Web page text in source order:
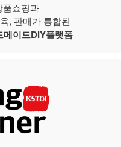
품쇼핑과
, 판매가 통합된
이드DIY플랫폼